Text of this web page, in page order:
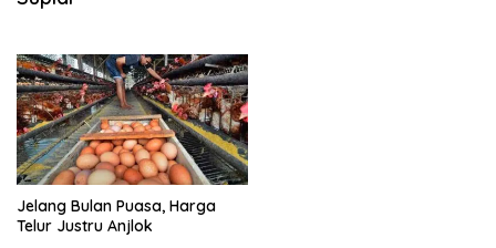
Jelang Bulan Puasa, Harga
Telur Justru Anjlok